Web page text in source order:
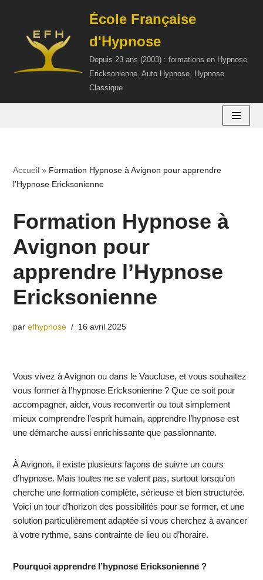
École Française
d'Hypnose
Depuis 23 ans (2003) : formations en Hypnose
Ericksonienne, Auto Hypnose, Hypnose
Classique
Accueil » Formation Hypnose à Avignon pour apprendre
l’Hypnose Ericksonienne
Formation Hypnose à
Avignon pour
apprendre l’Hypnose
Ericksonienne
parefhypnose 16 avril 2025
Vous vivez à Avignon ou dans le Vaucluse, et vous souhaitez
vous former à l’hypnose Ericksonienne ? Que ce soit pour
accompagner, aider, vous reconvertir ou tout simplement
mieux comprendre l’esprit humain, apprendre l’hypnose est
une démarche aussi enrichissante que passionnante.
À Avignon, il existe plusieurs façons de suivre un cours
d’hypnose. Mais toutes ne se valent pas, surtout lorsqu’on
cherche une formation complète, sérieuse et bien structurée.
Voici un tour d’horizon des possibilités pour se former, et une
solution particulièrement adaptée si vous cherchez à avancer
à votre rythme, sans contrainte de lieu ou d’horaire.
Pourquoi apprendre l’hypnose Ericksonienne ?